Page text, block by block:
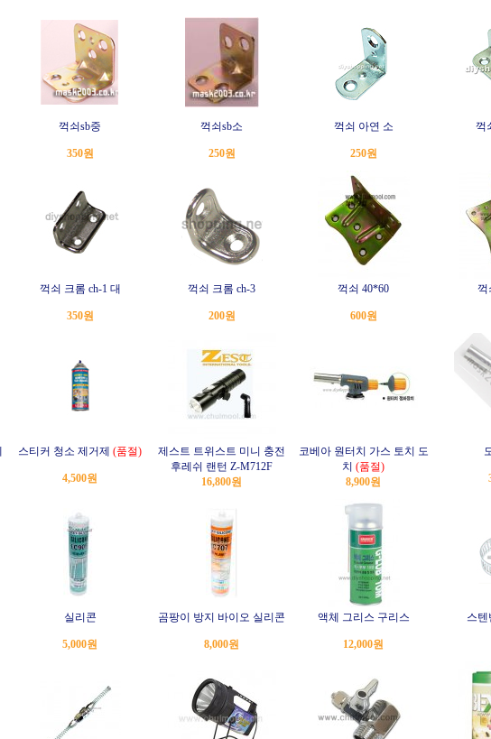
꺽쇠sb중
350원
꺽쇠sb소
250원
꺽쇠 아연 소
250원
꺽
꺽쇠 크롬 ch-1 대
350원
꺽쇠 크롬 ch-3
200원
꺽쇠 40*60
600원
꺽
스티커 청소 제거제 (품절)
4,500원
제스트 트위스트 미니 충전
후레쉬 랜턴 Z-M712F
16,800원
코베아 원터치 가스 토치 도
치 (품절)
8,900원
실리콘
5,000원
곰팡이 방지 바이오 실리콘
8,000원
액체 그리스 구리스
12,000원
스텐